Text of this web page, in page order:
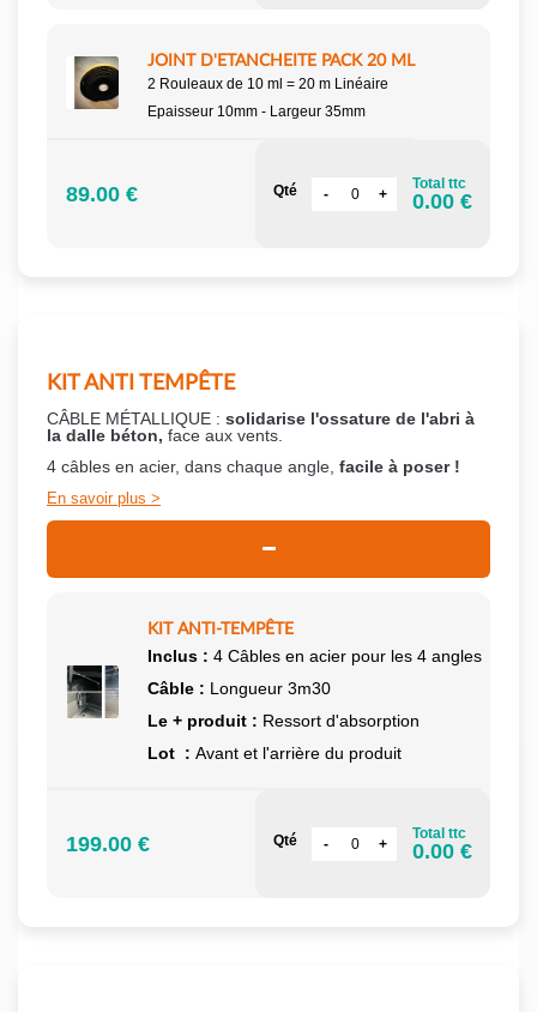
JOINT D'ETANCHEITE PACK 20 ML
2 Rouleaux de 10 ml = 20 m Linéaire
Epaisseur 10mm - Largeur 35mm
89.00 € Qté Total ttc
0.00 €
KIT ANTI TEMPÊTE
CÂBLE MÉTALLIQUE : solidarise l'ossature de l'abri à
la dalle béton, face aux vents.
4 câbles en acier, dans chaque angle, facile à poser !
En savoir plus
KIT ANTI-TEMPÊTE
Inclus : 4 Câbles en acier pour les 4 angles
Câble : Longueur 3m30
Le + produit : Ressort d'absorption
Lot : Avant et l'arrière du produit
199.00 € Qté Total ttc
0.00 €